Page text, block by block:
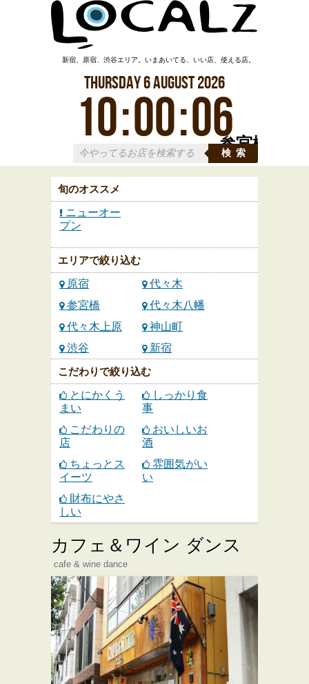
参宮橋
新宿、原宿、渋谷エリア。いまあいてる、いい店、使える店。
Thursday6August2026
10:00:07
検索
旬のオススメ
ニューオー
プン
エリアで絞り込む
原宿
代々木
参宮橋
代々木八幡
代々木上原
神山町
渋谷
新宿
こだわりで絞り込む
とにかくう
まい
しっかり食
事
こだわりの
店
おいしいお
酒
ちょっとス
イーツ
雰囲気がい
い
財布にやさ
しい
カフェ＆ワイン ダンス
cafe & wine dance